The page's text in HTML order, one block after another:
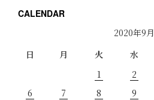
CALENDAR
2020年9月
日
月 火 水
1
2
6
7 8 9